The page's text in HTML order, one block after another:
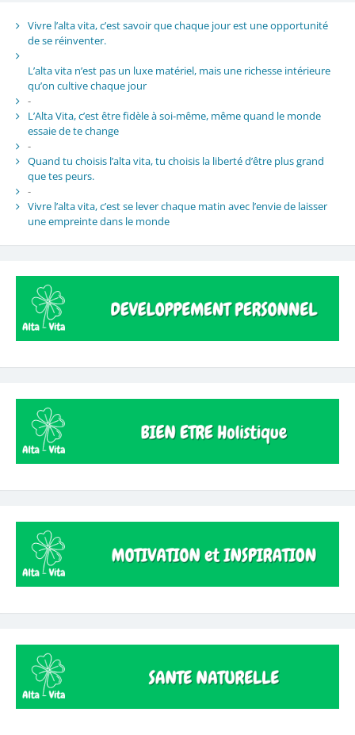
Vivre l’alta vita, c’est savoir que chaque jour est une opportunité
de se réinventer.
L’alta vita n’est pas un luxe matériel, mais une richesse intérieure
qu’on cultive chaque jour
-
L’Alta Vita, c’est être fidèle à soi-même, même quand le monde
essaie de te change
-
Quand tu choisis l’alta vita, tu choisis la liberté d’être plus grand
que tes peurs.
-
Vivre l’alta vita, c’est se lever chaque matin avec l’envie de laisser
une empreinte dans le monde